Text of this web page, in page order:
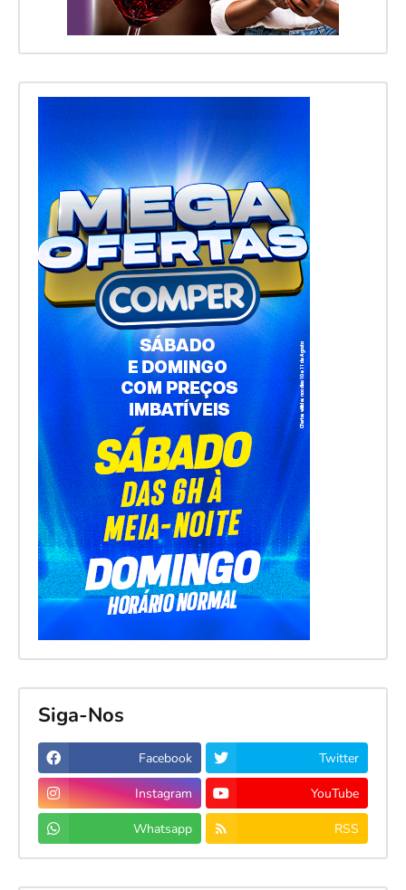
Siga-Nos
Facebook Twitter
Instagram YouTube
Whatsapp RSS